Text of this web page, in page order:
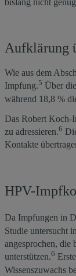
bislang nicht
Aufklärung
Wie aus dem
Impfung.5 Über
während 18,8 %
Das Robert Koch-
zu adressieren.6
Kontakte
HPV-
Da Impfungen in
Studie untersucht
angesprochen, die
unterstützen.6
Wissenszuwachs